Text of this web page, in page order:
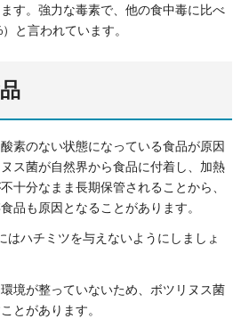
す。強力な毒素で、他の食中毒に比べ
と言われています。
素のない状態になっている食品が原因
ス菌が自然界から食品に付着し、加熱
十分なまま長期保管されることから、
品も原因となることがあります。
はハチミツを与えないようにしましょ
境が整っていないため、ボツリヌス菌
とがあります。